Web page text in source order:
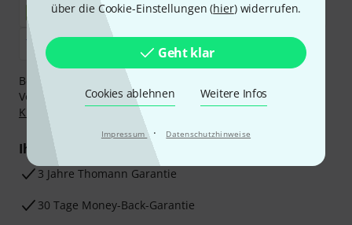
über die Cookie-Einstellungen (hier) widerrufen.
Geht klar
Cookies ablehnen Weitere Infos
Impressum · Datenschutzhinweise
Bezahlen Sie vertraulich und sicher per Nachnahme,
Vorkasse, PayPal, Amazon Pay,
Klarna Sofort bezahlen
Klarna Ratenzahlung
oder Kreditkarte.
Ihre Vorteile
3 Jahre Thomann Garantie
30 Tage Money-Back-Garantie